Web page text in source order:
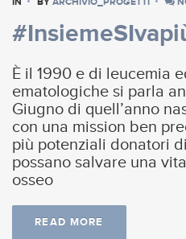
È il 1990 e di leucemia
ematologiche si parla
Giugno di quell’anno
con una mission ben
più potenziali donatori
possano salvare una
osseo
READ MORE